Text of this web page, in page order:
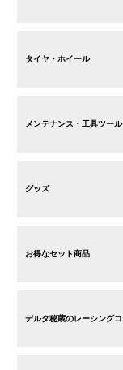
タイヤ・ホイール
メンテナンス・工具ツール
グッズ
お得なセット商品